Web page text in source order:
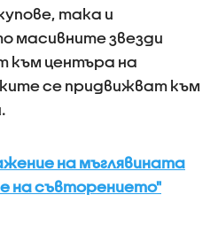
така и
масивните звезди
към центъра на
се придвижват към
на мъглявината
на съвторението"